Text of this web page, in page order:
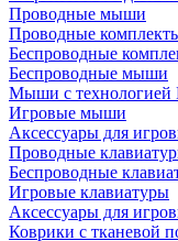
Проводные мыши
Проводные
Беспроводные
Беспроводные мыши
Мыши с технологией
Игровые мыши
Аксессуары для
Проводные
Беспроводные
Игровые клавиатуры
Аксессуары для
Коврики с тканевой